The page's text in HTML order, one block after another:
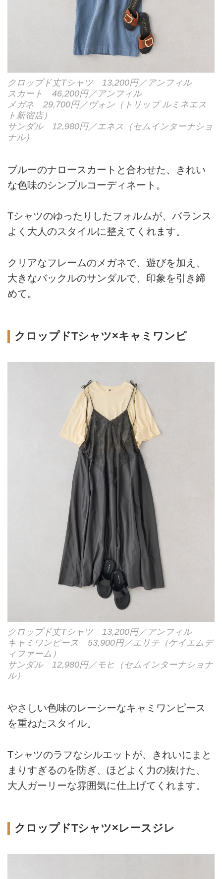
クロップド丈Tシャツ 13,200円／アンフィル
スカート 46,200円／アンフィル
メガネ 29,700円／ヴォン（トリップ ルミネエス
ト新宿店）
サンダル 12,980円／エネス（セムインターナショ
ナル）
ブルーのナロースカートと合わせた、きれい
な色味のシンプルコーディネート。
Tシャツのゆったりしたフォルムが、バランス
よく大人のスタイルに整えてくれます。
クリアなフレームのメガネで、遊びを加え、
大きなバックルのサンダルで、印象を引き締
めて。
クロップドTシャツ×キャミワンピ
クロップド丈Tシャツ 13,200円／アンフィル
キャミワンピース 53,900円／エリテ（ケイエムデ
ィファーム）
サンダル 12,980円／モヒ（セムインターナショナ
ル）
やさしい色味のレーシーなキャミワンピース
を重ねたスタイル。
Tシャツのラフなシルエットが、きれいにまと
まりすぎるのを防ぎ、ほどよく力の抜けた、
大人ガーリーな雰囲気に仕上げてくれます。
クロップドTシャツ×レースジレ